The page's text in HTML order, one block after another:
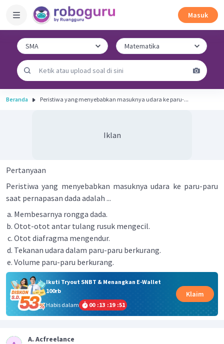
Masuk
Beranda Peristiwa yang menyebabkan masuknya udara ke paru-...
Iklan
Pertanyaan
Peristiwa yang menyebabkan masuknya udara ke paru-paru
saat pernapasan dada adalah ...
Membesarnya rongga dada.
Otot-otot antar tulang rusuk mengecil.
Otot diafragma mengendur.
Tekanan udara dalam paru-paru berkurang.
Volume paru-paru berkurang.
Ikuti Tryout SNBT & Menangkan E-Wallet
100rb
Habis dalam
00 :13 :19 :50
Klaim
A. Acfreelance